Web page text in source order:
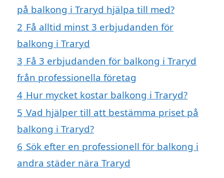
på balkong i Traryd hjälpa till med?
2 Få alltid minst 3 erbjudanden för
balkong i Traryd
3 Få 3 erbjudanden för balkong i Traryd
från professionella företag
4 Hur mycket kostar balkong i Traryd?
5 Vad hjälper till att bestämma priset på
balkong i Traryd?
6 Sök efter en professionell för balkong i
andra städer nära Traryd